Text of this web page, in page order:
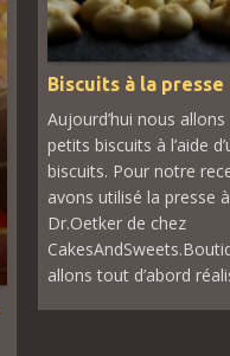
Biscuits à la
Aujourd’hui nous
petits biscuits à l’aide
biscuits. Pour notre
avons utilisé la presse
Dr.Oetker de chez
allons tout d’abord